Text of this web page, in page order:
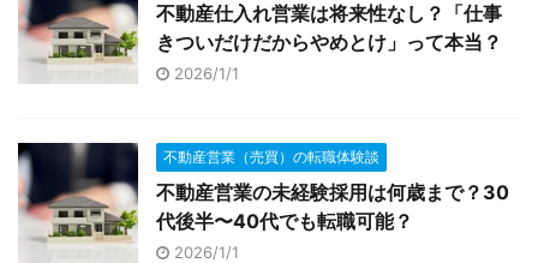
不動産仕入れ営業は将来性なし？「仕事
きついだけだからやめとけ」って本当？
2026/1/1
不動産営業（売買）の転職体験談
不動産営業の未経験採用は何歳まで？30
代後半〜40代でも転職可能？
2026/1/1